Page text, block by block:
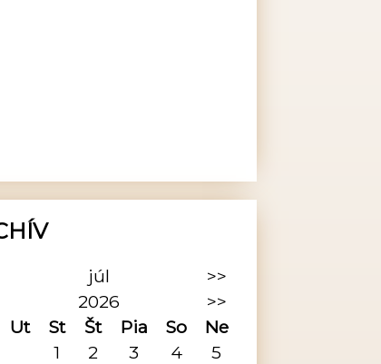
júl
>>
2026
>>
Ut St Št Pia So
Ne
1
2 3 4
5